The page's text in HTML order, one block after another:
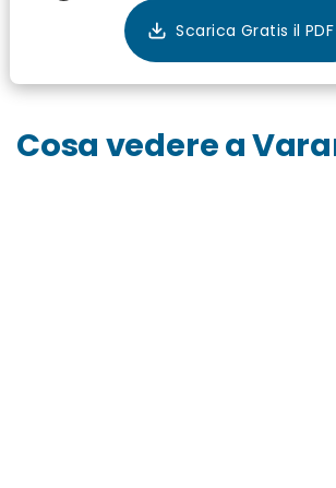
Cosa vedere a